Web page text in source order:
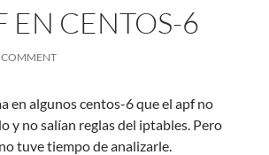
EN CENTOS-6
COMMENT
en algunos centos-6 que el apf no
y no salían reglas del iptables. Pero
tuve tiempo de analizarle.